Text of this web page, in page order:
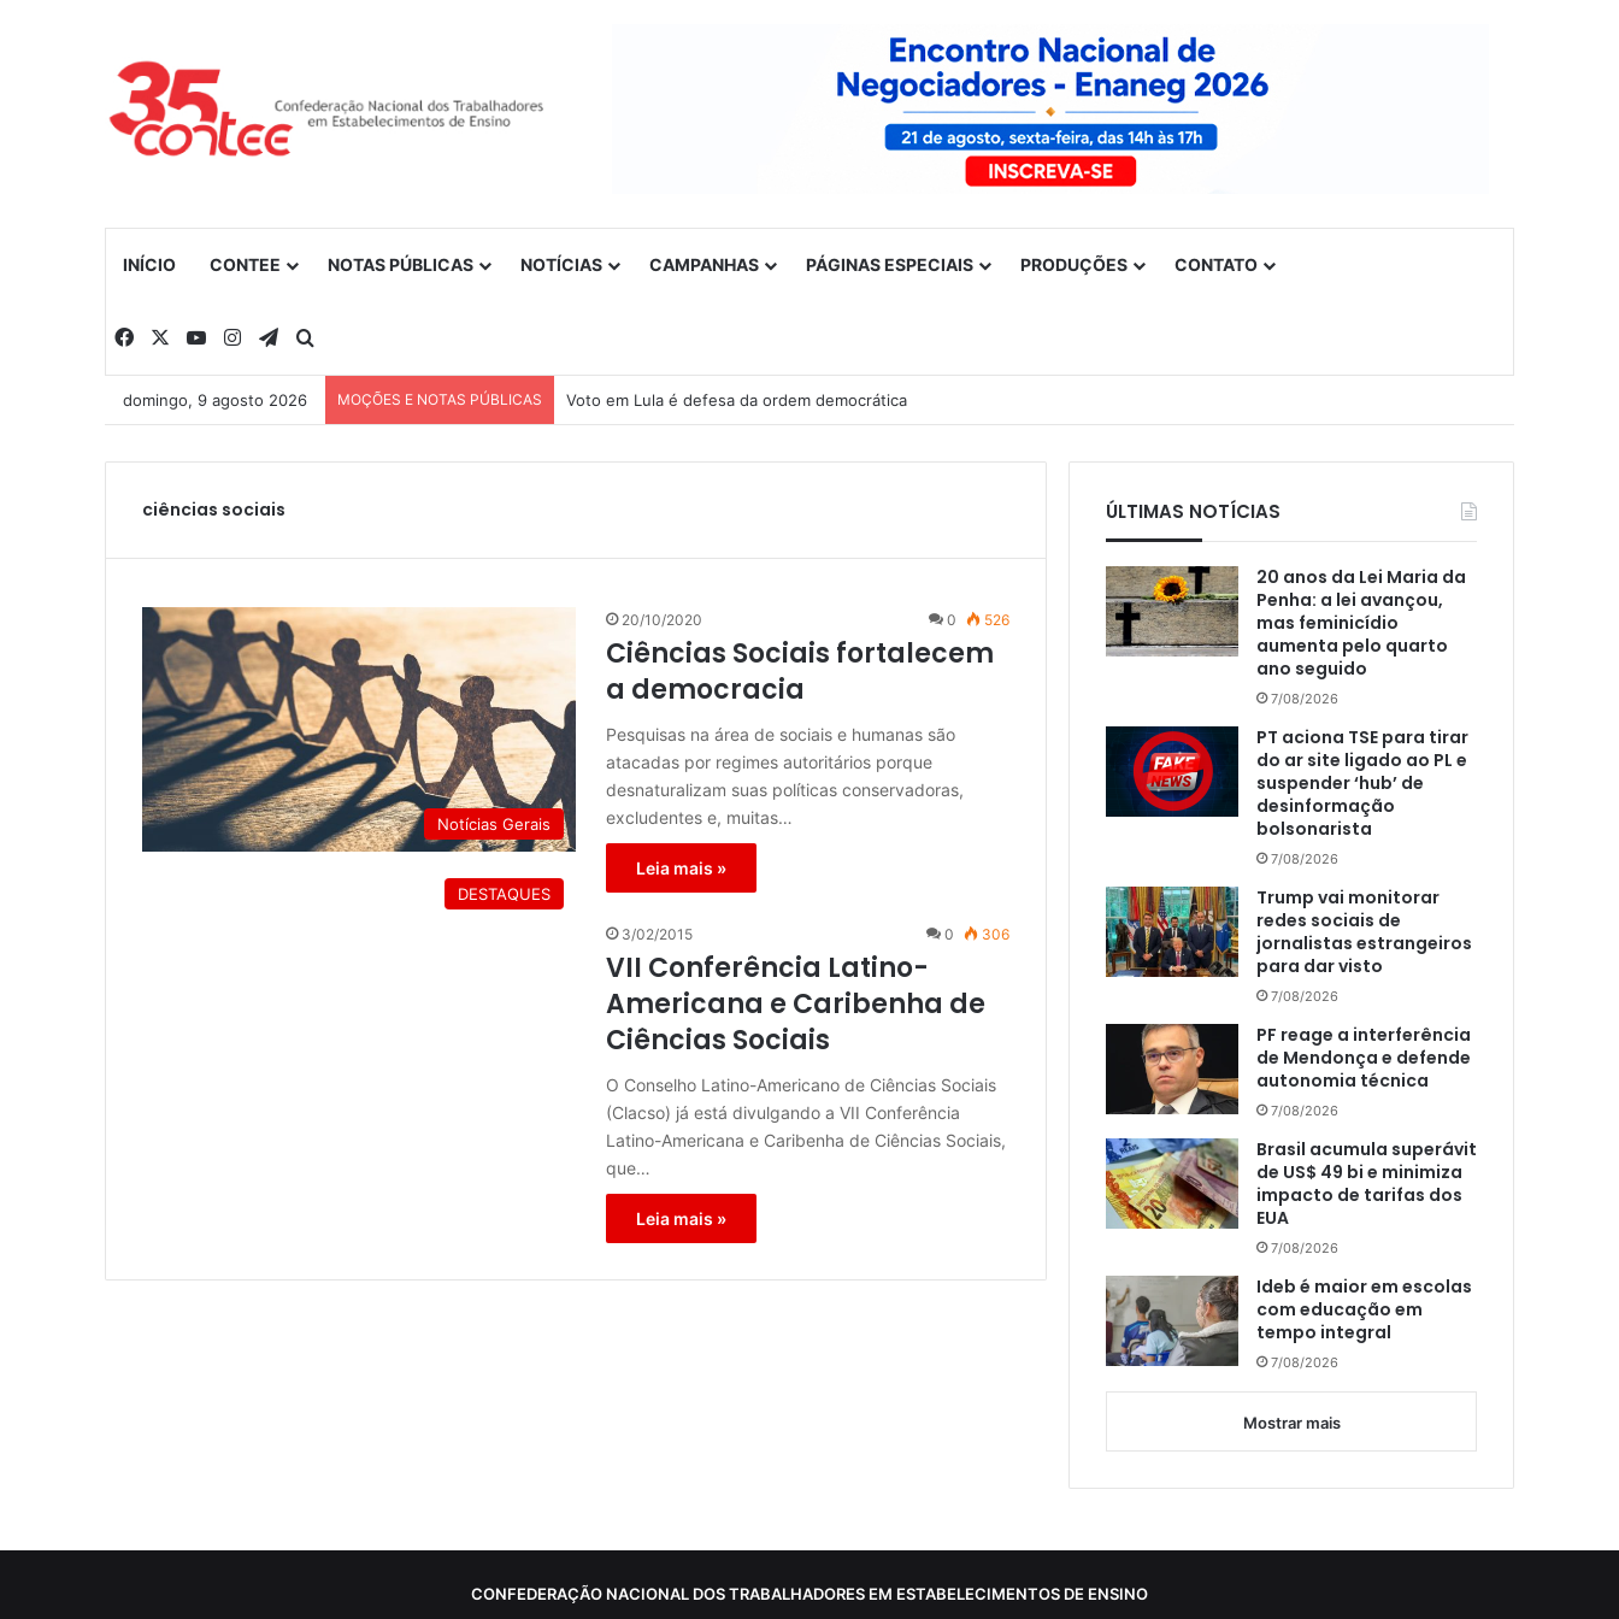
INÍCIO CONTEE NOTAS PÚBLICAS NOTÍCIAS CAMPANHAS PÁGINAS ESPECIAIS PRODUÇÕES CONTATO
Facebook YouTubeInstagramTelegram
domingo, 9 agosto 2026 MOÇÕES E NOTAS PÚBLICAS Voto em Lula é defesa da ordem democrática
ciências sociais
Notícias Gerais
20/10/2020 0 526
Ciências Sociais fortalecem
a democracia
Pesquisas na área de sociais e humanas são
atacadas por regimes autoritários porque
desnaturalizam suas políticas conservadoras,
excludentes e, muitas…
Leia mais »
DESTAQUES
3/02/2015 0 306
VII Conferência Latino-
Americana e Caribenha de
Ciências Sociais
O Conselho Latino-Americano de Ciências Sociais
(Clacso) já está divulgando a VII Conferência
Latino-Americana e Caribenha de Ciências Sociais,
que…
Leia mais »
ÚLTIMAS NOTÍCIAS
20 anos da Lei Maria da
Penha: a lei avançou,
mas feminicídio
aumenta pelo quarto
ano seguido
7/08/2026
PT aciona TSE para tirar
do ar site ligado ao PL e
suspender ‘hub’ de
desinformação
bolsonarista
7/08/2026
Trump vai monitorar
redes sociais de
jornalistas estrangeiros
para dar visto
7/08/2026
PF reage a interferência
de Mendonça e defende
autonomia técnica
7/08/2026
Brasil acumula superávit
de US$ 49 bi e minimiza
impacto de tarifas dos
EUA
7/08/2026
Ideb é maior em escolas
com educação em
tempo integral
7/08/2026
Mostrar mais
CONFEDERAÇÃO NACIONAL DOS TRABALHADORES EM ESTABELECIMENTOS DE ENSINO